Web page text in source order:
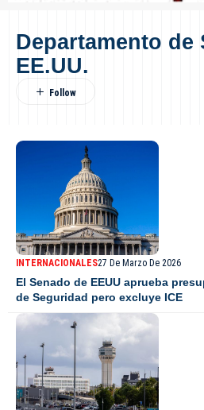
Departamento de
EE.UU.
INTERNACIONALES27 De Marzo De 2026
El Senado de EEUU aprueba
de Seguridad pero excluye ICE